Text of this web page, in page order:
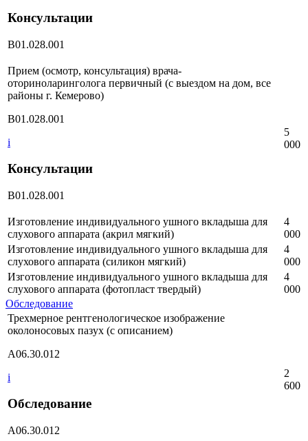
Консультации
B01.028.001
Прием (осмотр, консультация) врача-
оториноларинголога первичный (с выездом на дом, все
районы г. Кемерово)
B01.028.001
i
Консультации
B01.028.001
5
000
Изготовление индивидуального ушного вкладыша для
слухового аппарата (акрил мягкий)
4
000
Изготовление индивидуального ушного вкладыша для
слухового аппарата (силикон мягкий)
4
000
Изготовление индивидуального ушного вкладыша для
слухового аппарата (фотопласт твердый)
4
000
Обследование
Трехмерное рентгенологическое изображение
околоносовых пазух (с описанием)
А06.30.012
i
Обследование
А06.30.012
2
600